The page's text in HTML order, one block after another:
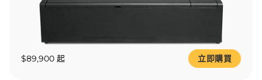
$89,900 起 立即購買